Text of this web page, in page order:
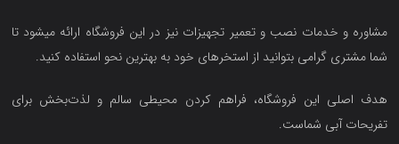
مشاوره و خدمات نصب و تعمیر تجهیزات نیز در این فروشگاه ارائه میشود تا
شما مشتری گرامی بتوانید از استخرهای خود به بهترین نحو استفاده کنید.
هدف اصلی این فروشگاه‌، فراهم کردن محیطی سالم و لذت‌بخش برای
تفریحات آبی شماست.